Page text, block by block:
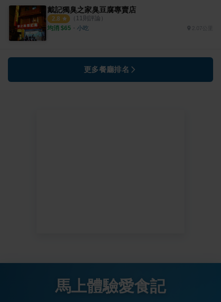
戴記獨臭之家臭豆腐專賣店
2.8 （ 11 則評論）
均消 $65 ・ 小吃
更多餐廳排名
馬上體驗愛食記